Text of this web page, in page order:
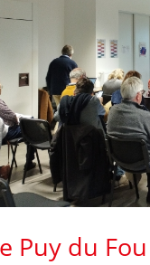
Puy du